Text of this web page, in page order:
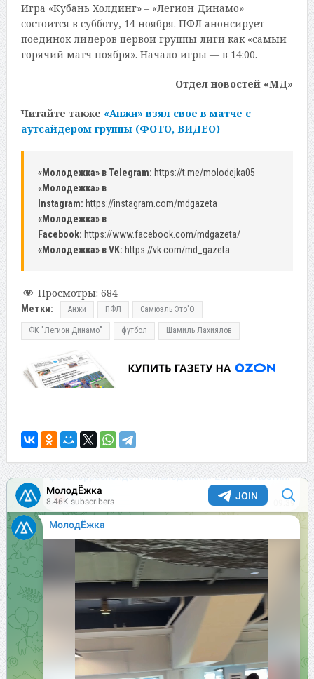
Игра «Кубань Холдинг» – «Легион Динамо»
состоится в субботу, 14 ноября. ПФЛ анонсирует
поединок лидеров первой группы лиги как «самый
горячий матч ноября». Начало игры — в 14:00.
Отдел новостей «МД»
Читайте также «Анжи» взял свое в матче с
аутсайдером группы (ФОТО, ВИДЕО)
«Молодежка» в Telegram: https://t.me/molodejka05
«Молодежка» в
Instagram: https://instagram.com/mdgazeta
«Молодежка» в
Facebook: https://www.facebook.com/mdgazeta/
«Молодежка» в VK: https://vk.com/md_gazeta
Просмотры: 684
Метки: Анжи ПФЛ Самюэль Это′О
ФК "Легион Динамо" футбол Шамиль Лахиялов